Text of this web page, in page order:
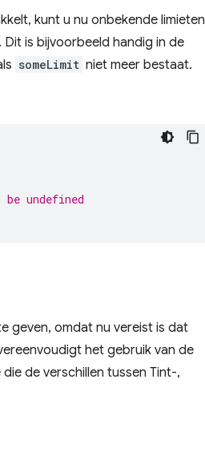
kunt u nu onbekende limieten
is bijvoorbeeld handig in de
someLimit niet meer bestaat.
undefined
geven, omdat nu vereist is dat
het gebruik van de
de verschillen tussen Tint-,